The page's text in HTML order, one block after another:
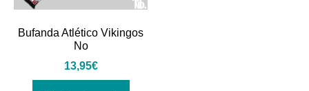
Bufanda Atlético Vikingos
No
13,95€